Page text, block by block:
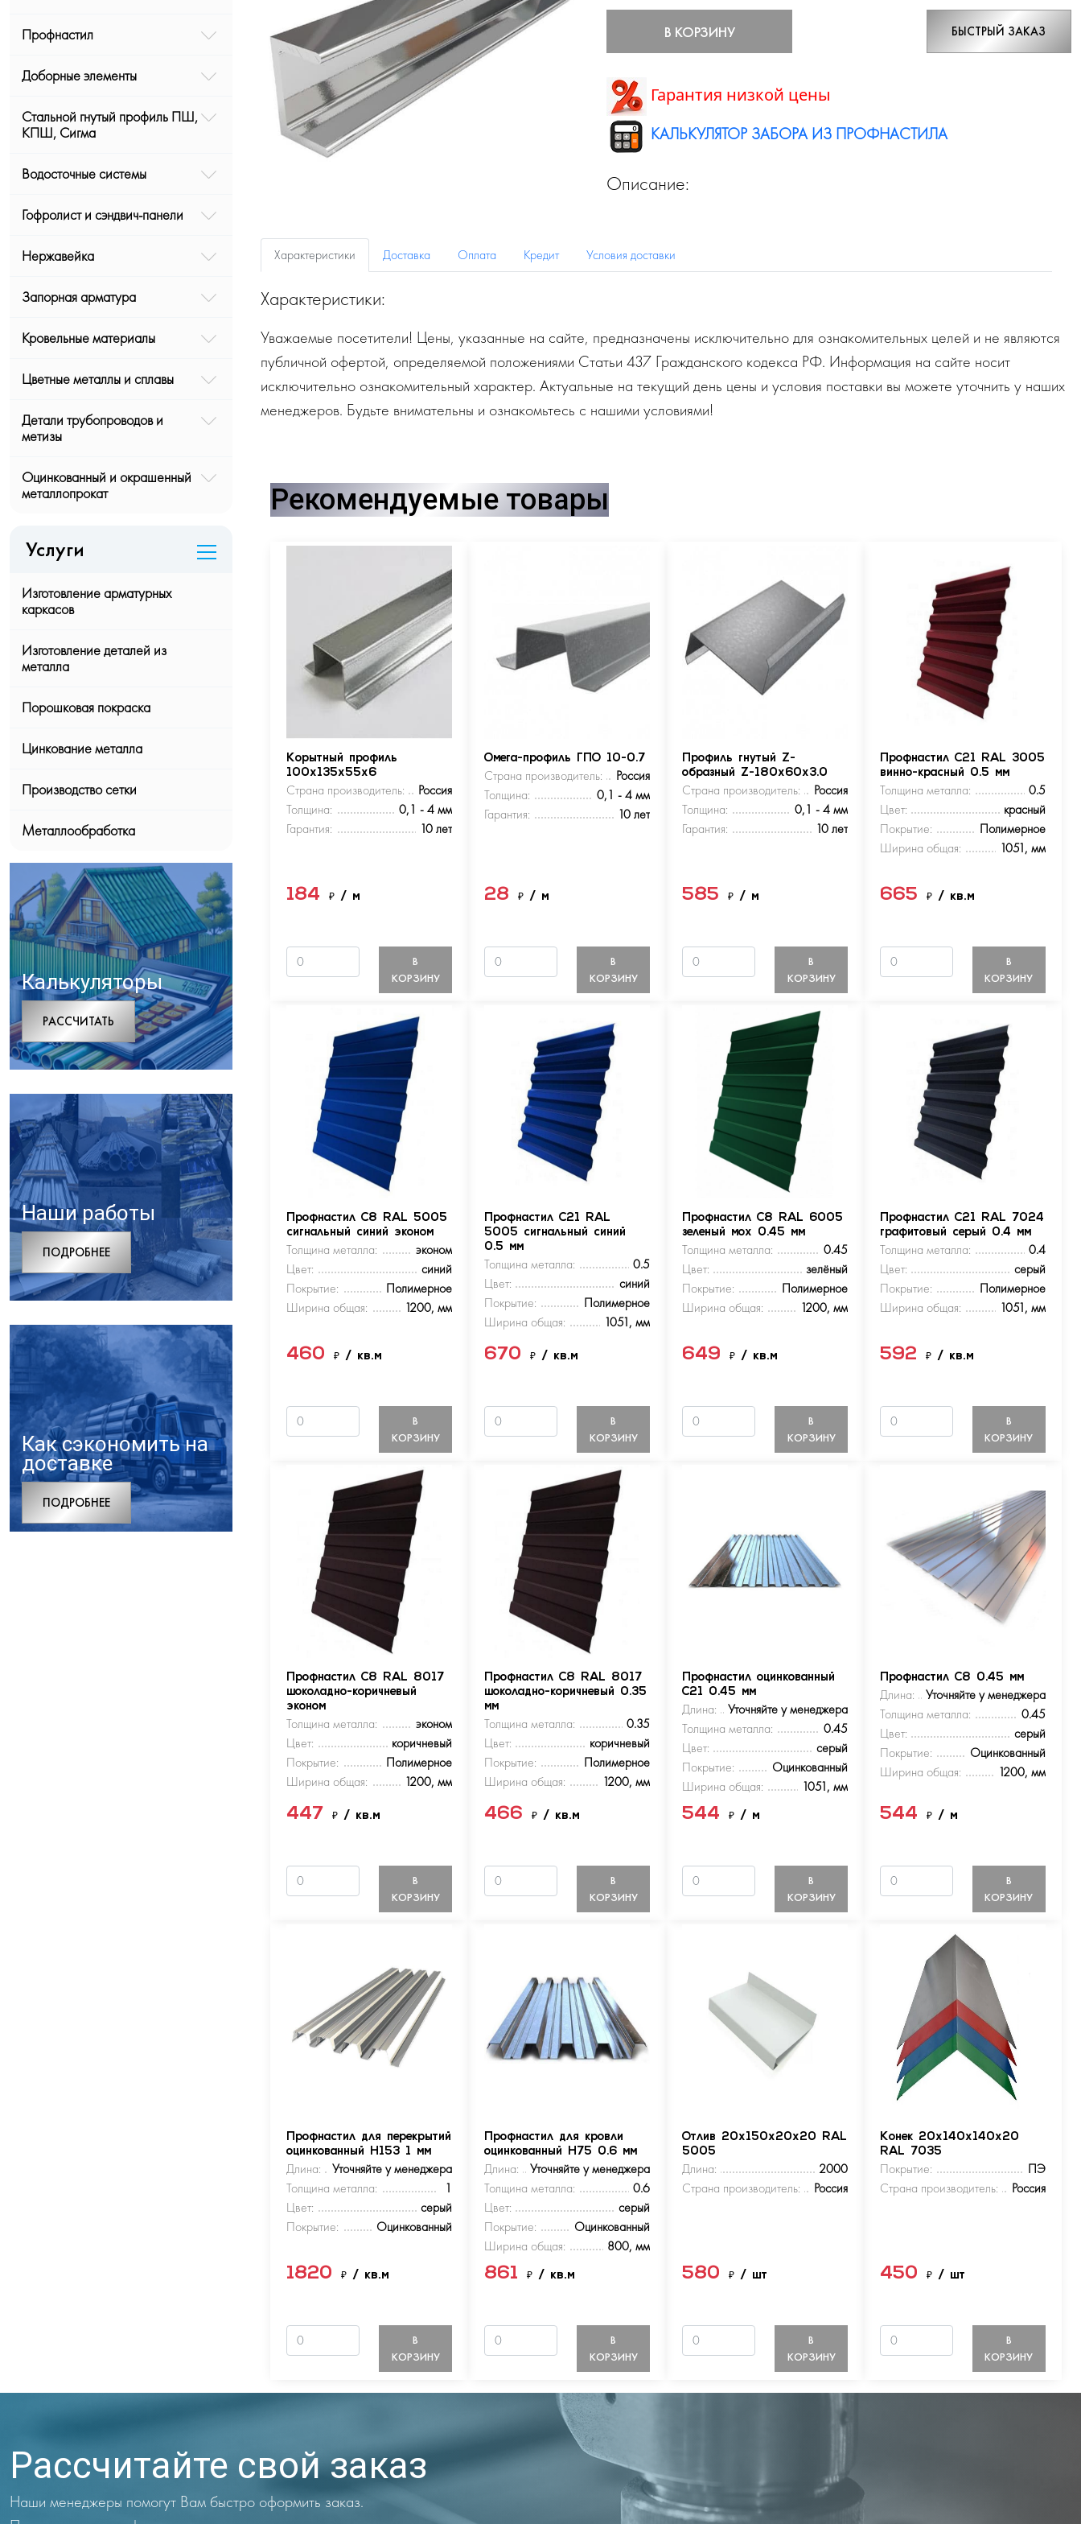
Профнастил
Доборные элементы
Стальной гнутый профиль ПШ,
КПШ, Сигма
Водосточные системы
Гофролист и сэндвич-панели
Нержавейка
Запорная арматура
Кровельные материалы
Цветные металлы и сплавы
Детали трубопроводов и
метизы
Оцинкованный и окрашенный
металлопрокат
Услуги
Изготовление арматурных
каркасов
Изготовление деталей из
металла
Порошковая покраска
Цинкование металла
Производство сетки
Металлообработка
Калькуляторы
РАCСЧИТАТЬ
Наши работы
ПОДРОБНЕЕ
Как сэкономить на
доставке
ПОДРОБНЕЕ
В КОРЗИНУ БЫСТРЫЙ ЗАКАЗ
Гарантия низкой цены
КАЛЬКУЛЯТОР ЗАБОРА ИЗ ПРОФНАСТИЛА
Описание:
Характеристики Доставка Оплата Кредит Условия доставки
Характеристики:
Уважаемые посетители! Цены, указанные на сайте, предназначены исключительно для ознакомительных целей и не являются
публичной офертой, определяемой положениями Статьи 437 Гражданского кодекса РФ. Информация на сайте носит
исключительно ознакомительный характер. Актуальные на текущий день цены и условия поставки вы можете уточнить у наших
менеджеров. Будьте внимательны и ознакомьтесь с нашими условиями!
Рекомендуемые товары
Корытный профиль
100х135х55х6
Страна производитель:
Россия
Толщина:
0,1 - 4 мм
Гарантия:
10 лет
184₽/ м
В
КОРЗИНУ
Омега-профиль ГПО 10-0.7
Страна производитель:
Россия
Толщина:
0,1 - 4 мм
Гарантия:
10 лет
28₽/ м
В
КОРЗИНУ
Профиль гнутый Z-
образный Z-180х60х3.0
Страна производитель:
Россия
Толщина:
0,1 - 4 мм
Гарантия:
10 лет
585₽/ м
В
КОРЗИНУ
Профнастил С21 RAL 3005
винно-красный 0.5 мм
Толщина металла:
0.5
Цвет:
красный
Покрытие:
Полимерное
Ширина общая:
1051, мм
665 ₽ / кв.м
В
КОРЗИНУ
Профнастил С8 RAL 5005
сигнальный синий эконом
Толщина металла:
эконом
Цвет:
синий
Покрытие:
Полимерное
Ширина общая:
1200, мм
460₽/ кв.м
В
КОРЗИНУ
Профнастил С21 RAL
5005 сигнальный синий
0.5 мм
Толщина металла:
0.5
Цвет:
синий
Покрытие:
Полимерное
Ширина общая:
1051, мм
670₽/ кв.м
В
КОРЗИНУ
Профнастил С8 RAL 6005
зеленый мох 0.45 мм
Толщина металла:
0.45
Цвет:
зелёный
Покрытие:
Полимерное
Ширина общая:
1200, мм
649₽/ кв.м
В
КОРЗИНУ
Профнастил С21 RAL 7024
графитовый серый 0.4 мм
Толщина металла:
0.4
Цвет:
серый
Покрытие:
Полимерное
Ширина общая:
1051, мм
592 ₽ / кв.м
В
КОРЗИНУ
Профнастил С8 RAL 8017
шоколадно-коричневый
эконом
Толщина металла:
эконом
Цвет:
коричневый
Покрытие:
Полимерное
Ширина общая:
1200, мм
447₽/ кв.м
В
КОРЗИНУ
Профнастил С8 RAL 8017
шоколадно-коричневый 0.35
мм
Толщина металла:
0.35
Цвет:
коричневый
Покрытие:
Полимерное
Ширина общая:
1200, мм
466₽/ кв.м
В
КОРЗИНУ
Профнастил оцинкованный
С21 0.45 мм
Длина:
Уточняйте у менеджера
Толщина металла:
0.45
Цвет:
серый
Покрытие:
Оцинкованный
Ширина общая:
1051, мм
544₽/ м
В
КОРЗИНУ
Профнастил С8 0.45 мм
Длина:
Уточняйте у менеджера
Толщина металла:
0.45
Цвет:
серый
Покрытие:
Оцинкованный
Ширина общая:
1200, мм
544 ₽ / м
В
КОРЗИНУ
Профнастил для перекрытий
оцинкованный Н153 1 мм
Длина:
Уточняйте у менеджера
Толщина металла:
1
Цвет:
серый
Покрытие:
Оцинкованный
1820₽/ кв.м
В
КОРЗИНУ
Профнастил для кровли
оцинкованный Н75 0.6 мм
Длина:
Уточняйте у менеджера
Толщина металла:
0.6
Цвет:
серый
Покрытие:
Оцинкованный
Ширина общая:
800, мм
861₽/ кв.м
В
КОРЗИНУ
Отлив 20х150х20х20 RAL
5005
Длина:
2000
Страна производитель:
Россия
580₽/ шт
В
КОРЗИНУ
Конек 20х140х140х20
RAL 7035
Покрытие:
ПЭ
Страна производитель:
Россия
450 ₽ / шт
В
КОРЗИНУ
Рассчитайте свой заказ
Наши менеджеры помогут Вам быстро оформить заказ.